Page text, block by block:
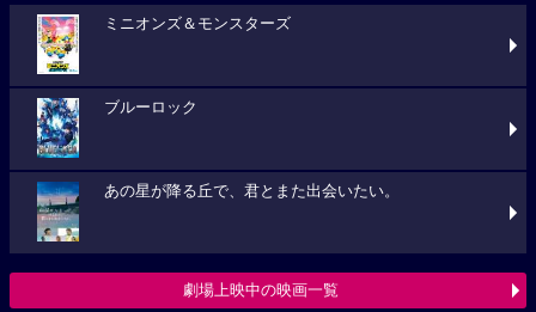
ミニオンズ＆モンスターズ
ブルーロック
あの星が降る丘で、君とまた出会いたい。
劇場上映中の映画一覧